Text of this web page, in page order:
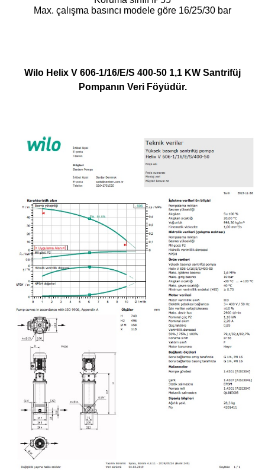
Max. çalışma basıncı modele göre 16/25/30 bar
Wilo Helix V 606-1/16/E/S 400-50 1,1 KW Santrifüj
Pompanın Veri Föyüdür.